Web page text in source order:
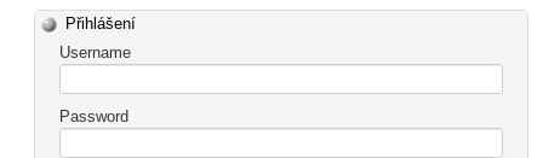
Přihlášení
Username
Password